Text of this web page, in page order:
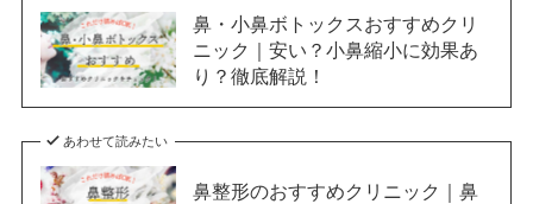
鼻・小鼻ボトックスおすすめクリ
ニック｜安い？小鼻縮小に効果あ
り？徹底解説！
あわせて読みたい
鼻整形のおすすめクリニック｜鼻